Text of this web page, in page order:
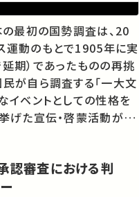
最初の国勢調査は、20
運動のもとで1905年に実
期）であったものの再挑
が自ら調査する「一大文
イベントとしての性格を
げた宣伝・啓蒙活動が多
この講義では記念に編
』の「美談逸話」を素材
外な特質を歴史社…